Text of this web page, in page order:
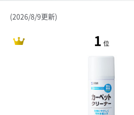
(2026/8/9更新)
1 位